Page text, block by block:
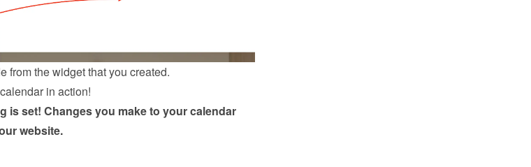
from the widget that you created.
in action!
is set! Changes you make to your calendar
website.